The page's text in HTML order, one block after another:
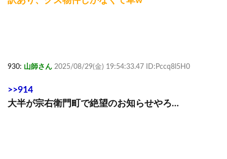
930: 山師さん 2025/08/29(金) 19:54:33.47 ID:Pccq8l5H0
>>914
大半が宗右衛門町で絶望のお知らせやろ…